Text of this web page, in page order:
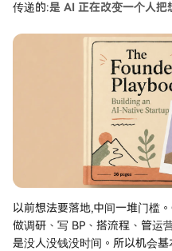
关于AI原生公司的护城河，
累的用户行为数据形成的“数
嵌入用户工作流程后产生的“工
言之，这份手册标志着AI发
模型能力、到应用爆发，现
重塑公司形态。真正的AI原
AI融入其研发、运营、销售
传递的:是 AI 正在改变一个人把
以前想法要落地,中间一堆门槛
做调研、写 BP、搭流程、管运
是没人没钱没时间。所以机会